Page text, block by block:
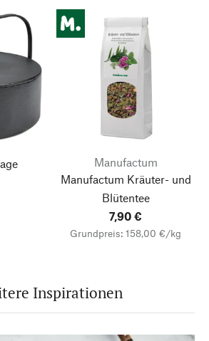
Manufactum
Manufactum Kräuter- und
Blütentee
7,90 €
Grundpreis: 158,00 €/kg
Inspirationen